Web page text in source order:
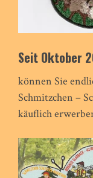
Seit Oktober
können Sie
Schmitzchen –
käuflich